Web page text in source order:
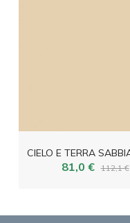
81,0 € 112,1 €